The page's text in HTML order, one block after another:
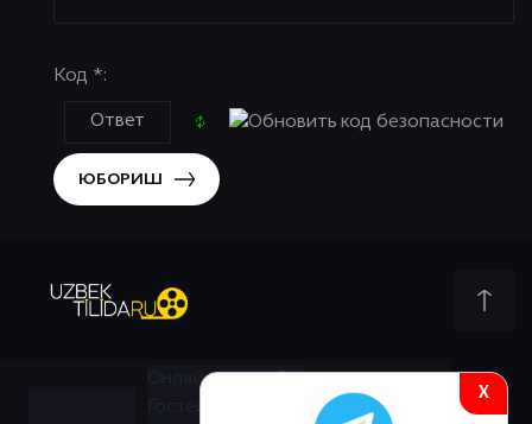
Код *:
ЮБОРИШ
Онлайн всего:
X